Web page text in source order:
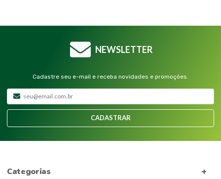
NEWSLETTER
Cadastre seu e-mail e receba novidades e promoções.
CADASTRAR
Categorias